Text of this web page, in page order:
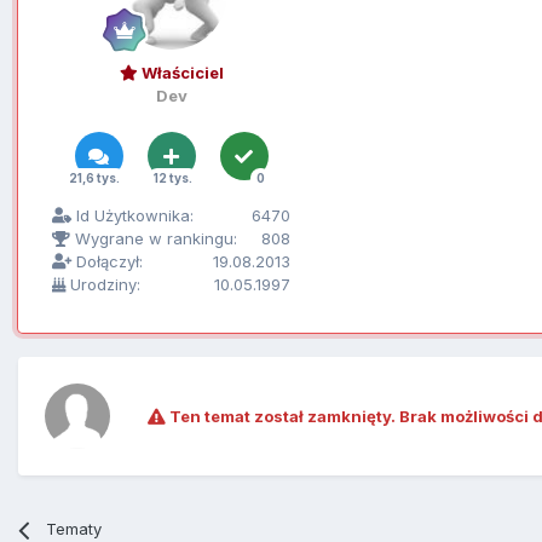
Właściciel
Dev
21,6 tys. 12 tys. 0
Id Użytkownika:
6470
Wygrane w rankingu:
808
Dołączył:
19.08.2013
Urodziny:
10.05.1997
Ten temat został zamknięty. Brak możliwości
Tematy